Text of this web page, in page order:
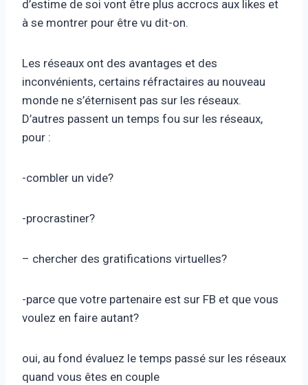
d’estime de soi vont être plus accrocs aux likes et
à se montrer pour être vu dit-on.
Les réseaux ont des avantages et des
inconvénients, certains réfractaires au nouveau
monde ne s’éternisent pas sur les réseaux.
D’autres passent un temps fou sur les réseaux,
pour :
-combler un vide?
-procrastiner?
– chercher des gratifications virtuelles?
-parce que votre partenaire est sur FB et que vous
voulez en faire autant?
oui, au fond évaluez le temps passé sur les réseaux
quand vous êtes en couple